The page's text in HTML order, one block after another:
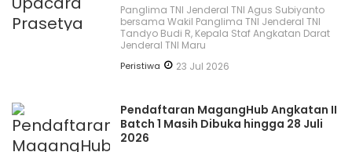
Panglima TNI Jenderal TNI Agus Subiyanto
bersama Wakil Panglima TNI Jenderal TNI
Tandyo Budi R, Kepala Staf Angkatan Darat
Jenderal TNI Maru
Peristiwa 23 Jul 2026
Pendaftaran MagangHub Angkatan II
Batch 1 Masih Dibuka hingga 28 Juli
2026